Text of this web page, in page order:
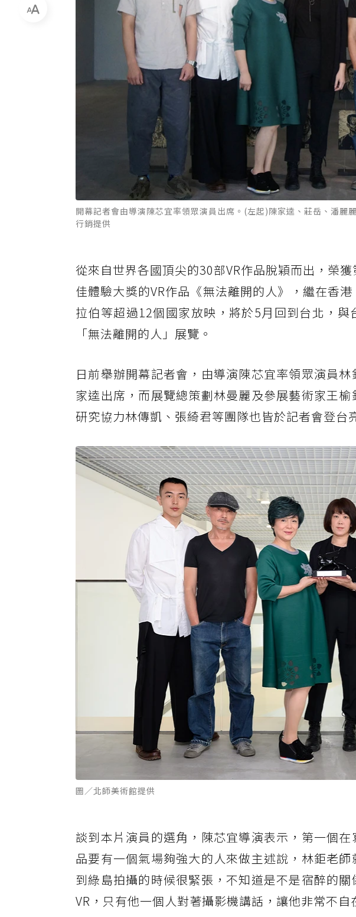
開幕記者會由導演陳芯宜率領眾演員出席。(左起)陳家逵、莊岳、潘麗
行銷提供
從來自世界各國頂尖的30部VR作品脫穎而出，榮
佳體驗大獎的VR作品《無法離開的人》，繼在香
拉伯等超過12個國家放映，將於5月回到台北，
「無法離開的人」展覽。
日前舉辦開幕記者會，由導演陳芯宜率領眾演員
家逵出席，而展覽總策劃林曼麗及參展藝術家王
研究協力林傳凱、張綺君等團隊也皆於記者會登台
圖／北師美術館提供
談到本片演員的選角，陳芯宜導演表示，第一個
品要有一個氣場夠強大的人來做主述說，林鉅老
到綠島拍攝的時候很緊張，不知道是不是宿醉的
VR，只有他一個人對著攝影機講話，讓他非常不自